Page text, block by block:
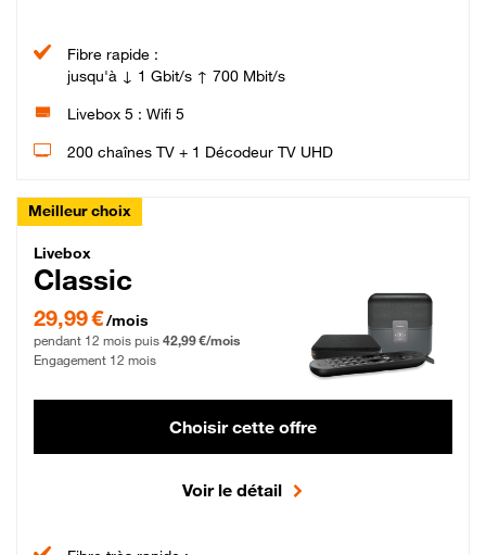
Fibre rapide :
jusqu'à ↓ 1 Gbit/s ↑ 700 Mbit/s
Livebox 5 : Wifi 5
200 chaînes TV + 1 Décodeur TV UHD
Meilleur choix
Livebox Classic Fibre
Livebox
Classic
29,99 € par mois pendant 12 mois puis 42,99 € par mois, Engagement 12 mois
29,99 €/mois
pendant 12 mois puis 42,99 €/mois
Engagement 12 mois
Choisir cette offre
Voir le détail